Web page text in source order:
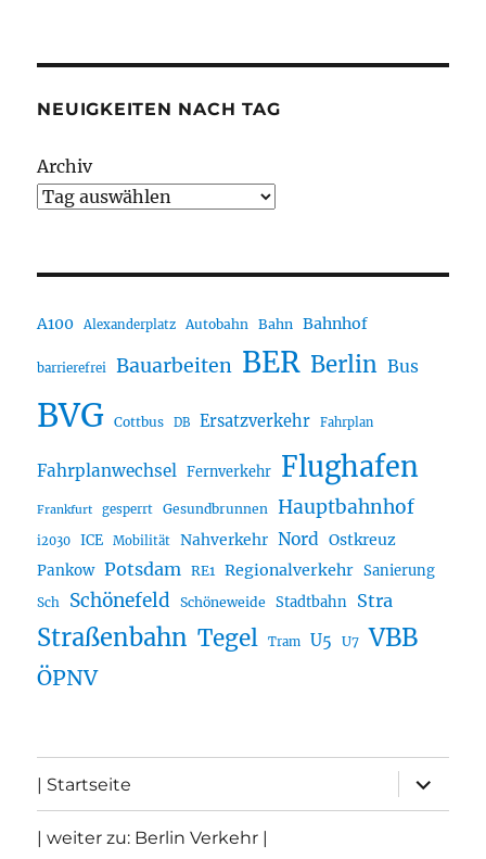
NEUIGKEITEN NACH TAG
Archiv
A100 Alexanderplatz Autobahn Bahn Bahnhof
barrierefrei Bauarbeiten BER Berlin Bus
BVG Cottbus DB Ersatzverkehr Fahrplan
Fahrplanwechsel Fernverkehr Flughafen
Frankfurt gesperrt Gesundbrunnen Hauptbahnhof
i2030 ICE Mobilität Nahverkehr Nord Ostkreuz
Pankow Potsdam RE1 Regionalverkehr Sanierung
Sch Schönefeld Schöneweide Stadtbahn Stra
Straßenbahn Tegel Tram U5 U7 VBB
ÖPNV
| Startseite
öffnen
| weiter zu: Berlin Verkehr |